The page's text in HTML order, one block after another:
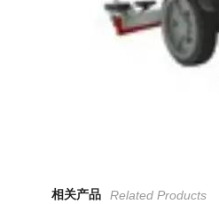
相关产品 Related Products